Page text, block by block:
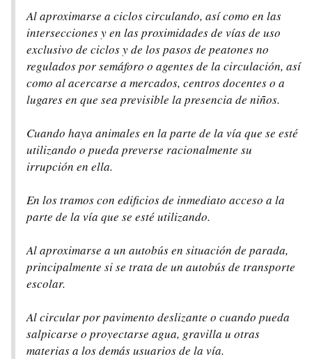
Al aproximarse a ciclos circulando, así como en las
intersecciones y en las proximidades de vías de uso
exclusivo de ciclos y de los pasos de peatones no
regulados por semáforo o agentes de la circulación, así
como al acercarse a mercados, centros docentes o a
lugares en que sea previsible la presencia de niños.
Cuando haya animales en la parte de la vía que se esté
utilizando o pueda preverse racionalmente su
irrupción en ella.
En los tramos con edificios de inmediato acceso a la
parte de la vía que se esté utilizando.
Al aproximarse a un autobús en situación de parada,
principalmente si se trata de un autobús de transporte
escolar.
Al circular por pavimento deslizante o cuando pueda
salpicarse o proyectarse agua, gravilla u otras
materias a los demás usuarios de la vía.